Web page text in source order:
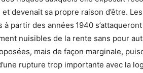
devenait sa propre raison d’être.
partir des années 1940
nuisibles de la rente sans pour
mais de façon marginale,
rupture trop importante avec la